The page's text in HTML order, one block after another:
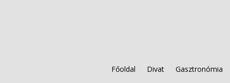
Főoldal Divat Gasztronómia